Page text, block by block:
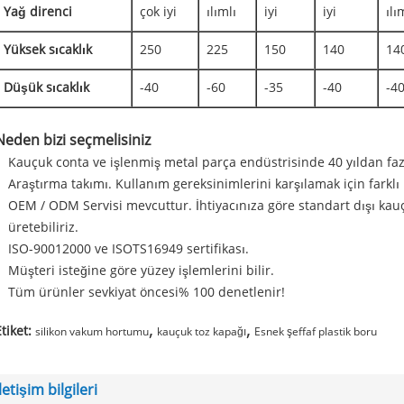
Yağ direnci çok iyi ılımlı iyi iyi
Yüksek sıcaklık 250 225 150 140
Düşük sıcaklık -40 -60 -35 -40 -40
bizi seçmelisiniz
Kauçuk conta ve işlenmiş metal parça endüstrisinde 40 yıldan
Araştırma takımı. Kullanım gereksinimlerini karşılamak için
OEM / ODM Servisi mevcuttur. İhtiyacınıza göre standart dışı
üretebiliriz.
ISO-90012000 ve ISOTS16949 sertifikası.
Müşteri isteğine göre yüzey işlemlerini bilir.
Tüm ürünler sevkiyat öncesi% 100 denetlenir!
silikon vakum hortumu, kauçuk toz kapağı, Esnek şeffaf plastik boru
bilgileri